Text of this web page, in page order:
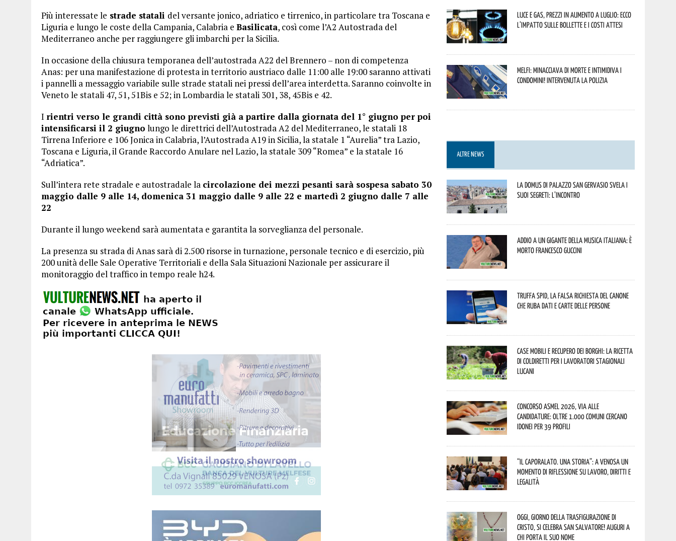
Più interessate le strade statali del versante jonico, adriatico e tirrenico, in particolare tra Toscana e
Liguria e lungo le coste della Campania, Calabria e Basilicata, così come l’A2 Autostrada del
Mediterraneo anche per raggiungere gli imbarchi per la Sicilia.
In occasione della chiusura temporanea dell’autostrada A22 del Brennero – non di competenza
Anas: per una manifestazione di protesta in territorio austriaco dalle 11:00 alle 19:00 saranno attivati
i pannelli a messaggio variabile sulle strade statali nei pressi dell’area interdetta. Saranno coinvolte in
Veneto le statali 47, 51, 51Bis e 52; in Lombardia le statali 301, 38, 45Bis e 42.
I rientri verso le grandi città sono previsti già a partire dalla giornata del 1° giugno per poi
intensificarsi il 2 giugno lungo le direttrici dell’Autostrada A2 del Mediterraneo, le statali 18
Tirrena Inferiore e 106 Jonica in Calabria, l’Autostrada A19 in Sicilia, la statale 1 “Aurelia” tra Lazio,
Toscana e Liguria, il Grande Raccordo Anulare nel Lazio, la statale 309 “Romea” e la statale 16
“Adriatica”.
Sull’intera rete stradale e autostradale la circolazione dei mezzi pesanti sarà sospesa sabato 30
maggio dalle 9 alle 14, domenica 31 maggio dalle 9 alle 22 e martedì 2 giugno dalle 7 alle
22
Durante il lungo weekend sarà aumentata e garantita la sorveglianza del personale.
La presenza su strada di Anas sarà di 2.500 risorse in turnazione, personale tecnico e di esercizio, più
200 unità delle Sale Operative Territoriali e della Sala Situazioni Nazionale per assicurare il
monitoraggio del traffico in tempo reale h24.
Luce e gas, prezzi in aumento a luglio: ecco
l’impatto sulle bollette e i costi attesi
Melfi: minacciava di morte e intimidiva i
condomini! Intervenuta la Polizia
ALTRE NEWS
La Domus di Palazzo San Gervasio svela i
suoi segreti: l’incontro
Addio a un gigante della musica italiana: è
morto Francesco Guccini
Truffa Spid, la falsa richiesta del canone
che ruba dati e carte delle persone
Case mobili e recupero dei borghi: la ricetta
di Coldiretti per i lavoratori stagionali
lucani
Concorso Asmel 2026, via alle
candidature: oltre 1.000 Comuni cercano
idonei per 39 profili
“Il caporalato. Una storia”: a Venosa un
momento di riflessione su lavoro, diritti e
legalità
Oggi, giorno della Trasfigurazione di
Cristo, si celebra San Salvatore! Auguri a
chi porta il suo nome